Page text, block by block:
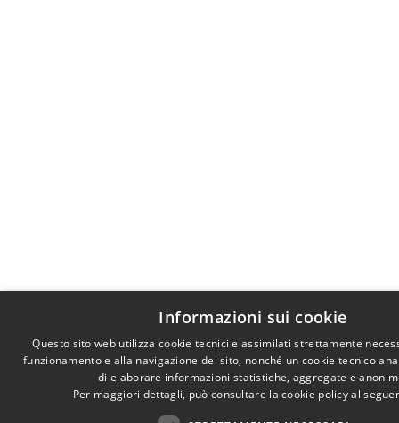
Informazioni sui cookie
Questo sito web utilizza cookie tecnici e assimilati strettamente
funzionamento e alla navigazione del sito, nonché un cookie tecnico
di elaborare informazioni statistiche, aggregate e
Per maggiori dettagli, può consultare la cookie policy al